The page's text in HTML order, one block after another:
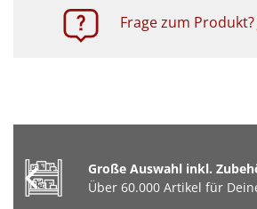
Frage zum
Große Auswahl inkl.
Über 60.000 Artikel für